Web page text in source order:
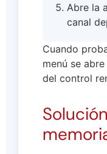
Abre la
canal
Cuando
menú se
del control